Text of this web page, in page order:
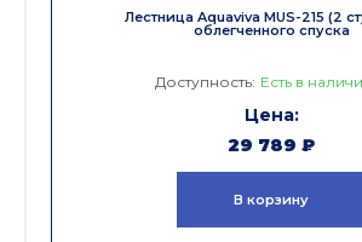
Лестница Aquaviva MUS-215 (2
облегченного спуска
Доступность: Есть в
29 789 ₽
В корзину